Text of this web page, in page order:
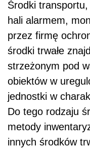
Środki
hali alarmem,
przez firmę
środki trwałe
strzeżonym pod
obiektów w
jednostki w
Do tego rodzaju
metody
innych środków